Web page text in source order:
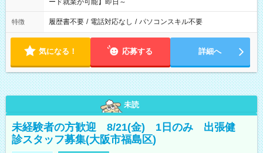
ード就業が可能】即日～
特徴 履歴書不要 / 電話対応なし / パソコンスキル不要
気になる！ 応募する 詳細へ
未読
未経験者の方歓迎 8/21(金) 1日のみ 出張健
診スタッフ募集(大阪市福島区)